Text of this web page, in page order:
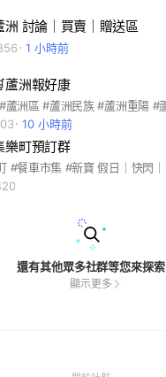
洲 討論｜買賣｜贈送區
1 小時前
蘆洲報好康
10 小時前
樂町預訂群
還有其他眾多社群等您來探索
顯示更多